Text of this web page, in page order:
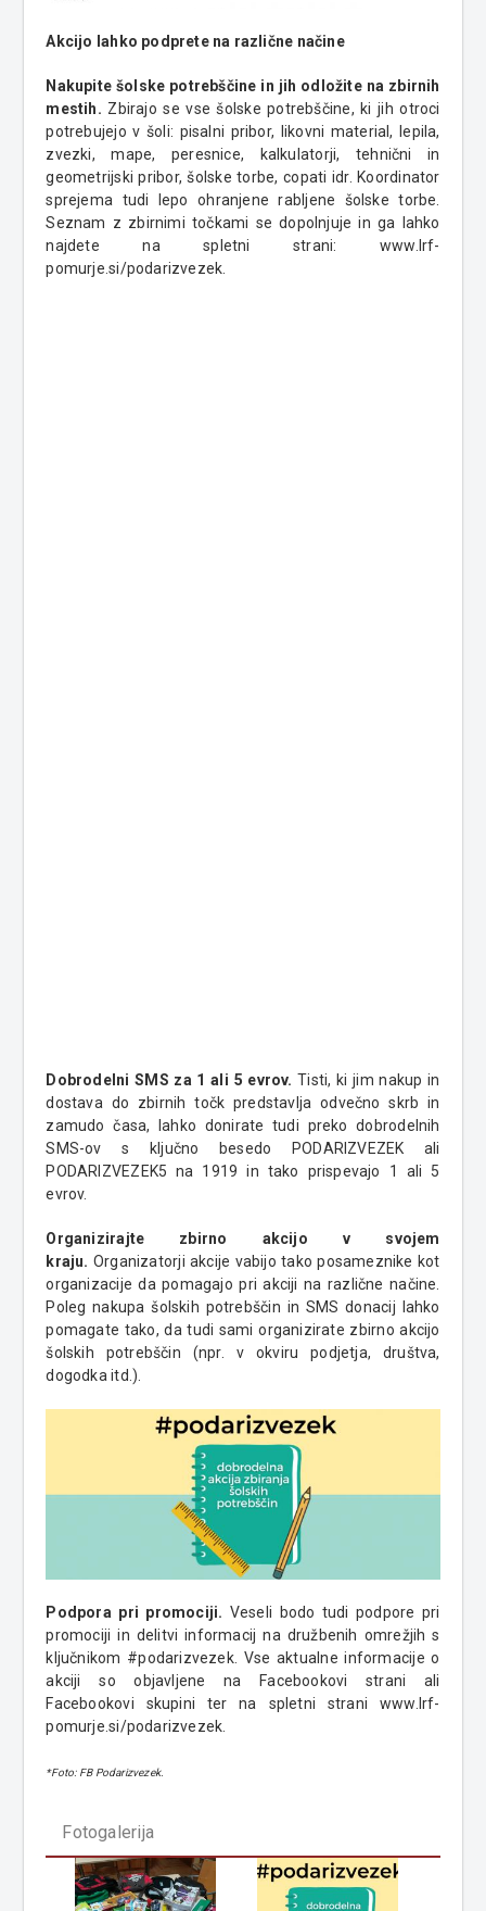
Akcijo lahko podprete na različne načine
Nakupite šolske potrebščine in jih odložite na zbirnih
mestih. Zbirajo se vse šolske potrebščine, ki jih otroci
potrebujejo v šoli: pisalni pribor, likovni material, lepila,
zvezki, mape, peresnice, kalkulatorji, tehnični in
geometrijski pribor, šolske torbe, copati idr. Koordinator
sprejema tudi lepo ohranjene rabljene šolske torbe.
Seznam z zbirnimi točkami se dopolnjuje in ga lahko
najdete na spletni strani: www.lrf-
pomurje.si/podarizvezek.
Dobrodelni SMS za 1 ali 5 evrov. Tisti, ki jim nakup in
dostava do zbirnih točk predstavlja odvečno skrb in
zamudo časa, lahko donirate tudi preko dobrodelnih
SMS-ov s ključno besedo PODARIZVEZEK ali
PODARIZVEZEK5 na 1919 in tako prispevajo 1 ali 5
evrov.
Organizirajte zbirno akcijo v svojem
kraju. Organizatorji akcije vabijo tako posameznike kot
organizacije da pomagajo pri akciji na različne načine.
Poleg nakupa šolskih potrebščin in SMS donacij lahko
pomagate tako, da tudi sami organizirate zbirno akcijo
šolskih potrebščin (npr. v okviru podjetja, društva,
dogodka itd.).
Podpora pri promociji. Veseli bodo tudi podpore pri
promociji in delitvi informacij na družbenih omrežjih s
ključnikom #podarizvezek. Vse aktualne informacije o
akciji so objavljene na Facebookovi strani ali
Facebookovi skupini ter na spletni strani www.lrf-
pomurje.si/podarizvezek.
*Foto: FB Podarizvezek.
Fotogalerija